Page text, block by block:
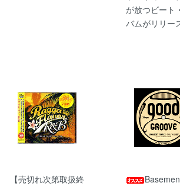
が放つビート
バムがリリー
【売切れ次第取扱終